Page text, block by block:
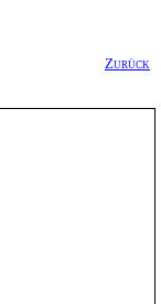
Zurück